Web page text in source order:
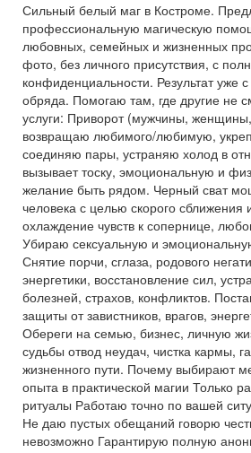
Сильный белый маг в Костроме.
профессиональную магическую
любовных, семейных и жизненных
фото, без личного присутствия, с
конфиденциальности. Результат уже
обряда. Помогаю там, где другие не
услуги: Приворот (мужчины,
возвращаю любимого/любимую,
соединяю пары, устраняю холод в
вызывает тоску, эмоциональную и
желание быть рядом. Черный сват
человека с целью скорого сближения
охлаждение чувств к сопернице,
Убираю сексуальную и
Снятие порчи, сглаза, родового
энергетики, восстановление сил,
болезней, страхов, конфликтов.
защиты от завистников, врагов,
Обереги на семью, бизнес, личную
судьбы отвод неудач, чистка кармы,
жизненного пути. Почему выбирают
опыта в практической магии Только
ритуалы Работаю точно по вашей
Не даю пустых обещаний говорю
невозможно Гарантирую полную